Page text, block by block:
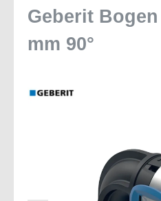
Geberit
mm 90°
Bildergalerie überspringen